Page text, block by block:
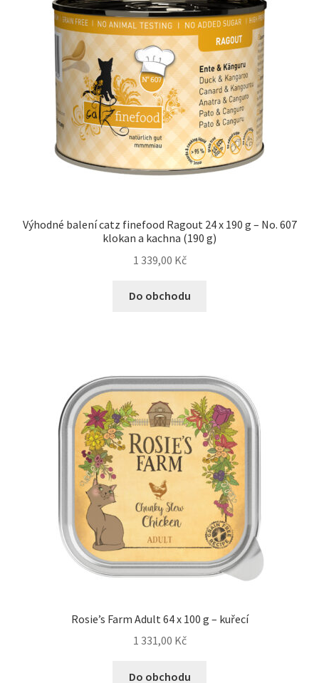
Výhodné balení catz finefood Ragout 24 x 190 g – No. 607
klokan a kachna (190 g)
1 339,00 Kč
Do obchodu
Rosie’s Farm Adult 64 x 100 g – kuřecí
1 331,00 Kč
Do obchodu